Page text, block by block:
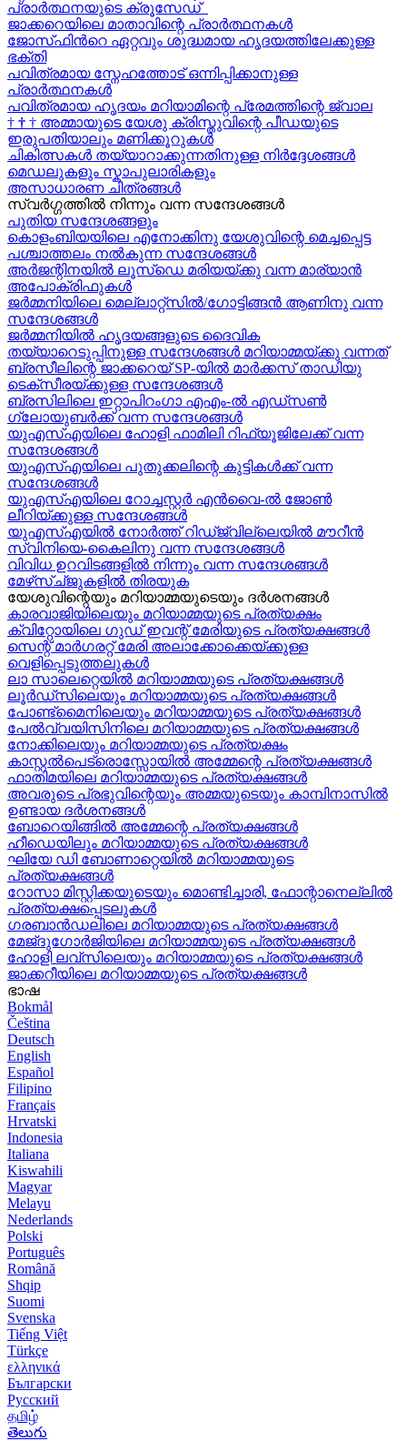
പ്രാർത്ഥനയുടെ ക്രൂസേഡ്
ജാക്കറെയിലെ മാതാവിന്റെ പ്രാർത്ഥനകൾ
ജോസ്‌ഫിന്‍റെ ഏറ്റവും ശുദ്ധമായ ഹൃദയത്തിലേക്കുള്ള
ഭക്തി
പവിത്രമായ സ്നേഹത്തോട് ഒന്നിപ്പിക്കാനുള്ള
പ്രാർത്ഥനകള്‍
പവിത്രമായ ഹൃദയം മറിയാമിന്റെ പ്രേമത്തിന്റെ ജ്വാല
† † † അമ്മായുടെ യേശു ക്രിസ്തുവിന്റെ പീഡയുടെ
ഇരുപതിയാലും മണിക്കൂറുകള്‍
ചികിത്സകൾ തയ്യാറാക്കുന്നതിനുള്ള നിർദ്ദേശങ്ങൾ
മെഡലുകളും സ്കാപുലാരികളും
അസാധാരണ ചിത്രങ്ങൾ
സ്വര്‍ഗ്ഗത്തിൽ നിന്നും വന്ന സന്ദേശങ്ങള്‍
പുതിയ സന്ദേശങ്ങളും
കൊളംബിയയിലെ എനോക്കിനു യേശുവിന്റെ മെച്ചപ്പെട്ട
പശ്ചാത്തലം നൽകുന്ന സന്ദേശങ്ങള്‍
അർജന്റിനയിൽ ലൂസ്ഡെ മരിയയ്ക്കു വന്ന മാര്യാന്‍
അപോക്രിഫുകള്‍
ജർമ്മനിയിലെ മെല്ലാറ്റ്സിൽ/ഗോട്ടിങ്ങൻ ആണിനു വന്ന
സന്ദേശങ്ങൾ
ജർമ്മനിയിൽ ഹൃദയങ്ങളുടെ ദൈവിക
തയ്യാറെടുപ്പിനുള്ള സന്ദേശങ്ങൾ മറിയാമ്മയ്ക്കു വന്നത്
ബ്രസീലിന്റെ ജാക്കറെയ്‍ SP-യിൽ മാർക്കസ് താഡിയു
ടെക്സീരയ്ക്കുള്ള സന്ദേശങ്ങള്‍
ബ്രസിലിലെ ഇറ്റാപിറംഗാ എഎം-ൽ എഡ്സൺ
ഗ്ലോയുബർക്ക് വന്ന സന്ദേശങ്ങൾ
യുഎസ്എയിലെ ഹോളി ഫാമിലി റിഫ്യൂജിലേക്ക് വന്ന
സന്ദേശങ്ങൾ
യുഎസ്എയിലെ പുതുക്കലിന്റെ കുട്ടികള്‍ക്ക് വന്ന
സന്ദേശങ്ങള്‍
യുഎസ്എയിലെ റോച്ചസ്റ്റർ എൻവൈ-ൽ ജോൺ
ലീറിയ്ക്കുള്ള സന്ദേശങ്ങൾ
യുഎസ്എയിൽ നോർത്ത് റിഡ്ജ്വില്ലെയിൽ മൗറീൻ
സ്വിനിയെ-കൈലിനു വന്ന സന്ദേശങ്ങള്‍
വിവിധ ഉറവിടങ്ങളിൽ നിന്നും വന്ന സന്ദേശങ്ങൾ
മേഴ്‍സ്ച്ജുകളിൽ തിരയുക
യേശുവിന്റെയും മറിയാമ്മയുടെയും ദർശനങ്ങൾ
കാരവാജിയിലെയും മറിയാമ്മയുടെ പ്രത്യക്ഷം
ക്വിറ്റോയിലെ ഗുഡ് ഇവന്റ് മേരിയുടെ പ്രത്യക്ഷങ്ങൾ
സെന്റ് മാർഗരറ്റ് മേരി അലാക്കോക്കെയ്ക്കുള്ള
വെളിപ്പെടുത്തലുകൾ
ലാ സാലെറ്റെയിൽ മറിയാമ്മയുടെ പ്രത്യക്ഷങ്ങൾ
ലൂർഡ്സിലെയും മറിയാമ്മയുടെ പ്രത്യക്ഷങ്ങൾ
പോണ്ട്മൈനിലെയും മറിയാമ്മയുടെ പ്രത്യക്ഷങ്ങൾ
പേൽവ്വയിസിനിലെ മറിയാമ്മയുടെ പ്രത്യക്ഷങ്ങൾ
നോക്കിലെയും മറിയാമ്മയുടെ പ്രത്യക്ഷം
കാസ്റ്റൽപെട്രൊസ്സോയിൽ അമ്മേന്റെ പ്രത്യക്ഷങ്ങൾ
ഫാതിമയിലെ മറിയാമ്മയുടെ പ്രത്യക്ഷങ്ങൾ
അവരുടെ പ്രഭുവിന്റെയും അമ്മയുടെയും കാമ്പിനാസിൽ
ഉണ്ടായ ദർശനങ്ങൾ
ബോറെയിങ്ങിൽ അമ്മേന്റെ പ്രത്യക്ഷങ്ങൾ
ഹീഡെയിലും മറിയാമ്മയുടെ പ്രത്യക്ഷങ്ങൾ
ഘിയേ ഡി ബോണാറ്റെയിൽ മറിയാമ്മയുടെ
പ്രത്യക്ഷങ്ങൾ
റോസാ മിസ്റ്റിക്കയുടെയും മൊണ്ടിച്ചാരി, ഫോന്റാനെല്ലിൽ
പ്രത്യക്ഷപ്പെടലുകൾ
ഗരബാൻഡലിലെ മറിയാമ്മയുടെ പ്രത്യക്ഷങ്ങൾ
മേജ്ദുഗോർജിയിലെ മറിയാമ്മയുടെ പ്രത്യക്ഷങ്ങൾ
ഹോളി ലവ്‌സിലെയും മറിയാമ്മയുടെ പ്രത്യക്ഷങ്ങൾ
ജാക്കറീയിലെ മറിയാമ്മയുടെ പ്രത്യക്ഷങ്ങൾ
ഭാഷ
Bokmål
Čeština
Deutsch
English
Español
Filipino
Français
Hrvatski
Indonesia
Italiana
Kiswahili
Magyar
Melayu
Nederlands
Polski
Português
Română
Shqip
Suomi
Svenska
Tiếng Việt
Türkçe
ελληνικά
Български
Русский
தமிழ்
తెలుగు